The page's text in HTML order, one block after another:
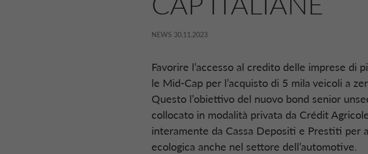
NEWS 30.11.2023
Favorire l’accesso al credito delle imprese di
le Mid-Cap per l’acquisto di 5 mila veicoli a
Questo l’obiettivo del nuovo bond senior
collocato in modalità privata da Crédit
interamente da Cassa Depositi e Prestiti per
ecologica anche nel settore dell’automotive.